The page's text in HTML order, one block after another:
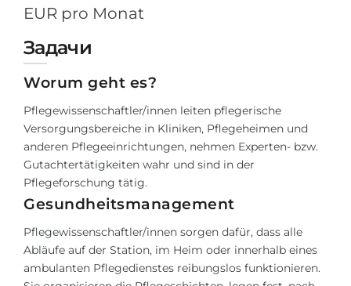
EUR pro Monat
Задачи
Worum geht es?
Pflegewissenschaftler/innen leiten pflegerische
Versorgungsbereiche in Kliniken, Pflegeheimen und
anderen Pflegeeinrichtungen, nehmen Experten- bzw.
Gutachtertätigkeiten wahr und sind in der
Pflegeforschung tätig.
Gesundheitsmanagement
Pflegewissenschaftler/innen sorgen dafür, dass alle
Abläufe auf der Station, im Heim oder innerhalb eines
ambulanten Pflegedienstes reibungslos funktionieren.